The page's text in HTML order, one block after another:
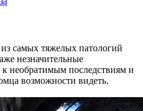
самых тяжелых патологий
незначительные
необратимым последствиям и
возможности видеть.